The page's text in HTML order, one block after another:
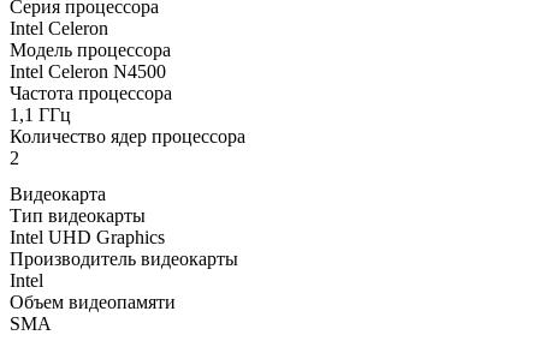
Серия процессора
Intel Celeron
Модель процессора
Intel Celeron N4500
Частота процессора
1,1 ГГц
Количество ядер процессора
2
Видеокарта
Тип видеокарты
Intel UHD Graphics
Производитель видеокарты
Intel
Объем видеопамяти
SMA